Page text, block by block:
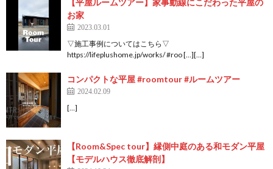
お家
2023.03.01
▽施工事例についてはこちら▽
https://lifeplushome.jp/works/ #roo […][…]
コンパクトな平屋 #roomtour #ルームツアー
2024.02.09
[…]
【Room&Spec tour】縁側中庭のある和モダン平屋
【モデルハウス徹底解剖】